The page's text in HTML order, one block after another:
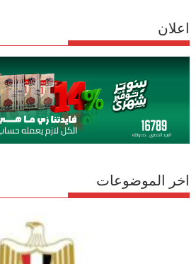
اعلان
اخر الموضوعات